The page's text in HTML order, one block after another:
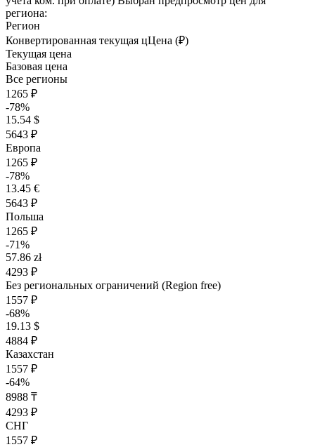
региона:
Регион
Конвертированная текущая цЦена (₽)
Текущая цена
Базовая цена
Все регионы
1265 ₽
-78%
15.54 $
5643 ₽
Европа
1265 ₽
-78%
13.45 €
5643 ₽
Польша
1265 ₽
-71%
57.86 zł
4293 ₽
Без региональных ограничений (Region free)
1557 ₽
-68%
19.13 $
4884 ₽
Казахстан
1557 ₽
-64%
8988 ₸
4293 ₽
СНГ
1557 ₽